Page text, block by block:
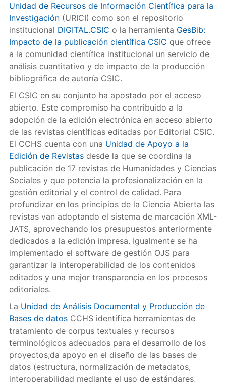
Unidad de Recursos de Información Científica para la
Investigación(URICI) como son el repositorio
institucional DIGITAL.CSIC o la herramienta GesBib:
Impacto de la publicación científica CSIC que ofrece
a la comunidad científica institucional un servicio de
análisis cuantitativo y de impacto de la producción
bibliográfica de autoría CSIC.
El CSIC en su conjunto ha apostado por el acceso
abierto. Este compromiso ha contribuido a la
adopción de la edición electrónica en acceso abierto
de las revistas científicas editadas por Editorial CSIC.
El CCHS cuenta con una Unidad de Apoyo a la
Edición de Revistasdesde la que se coordina la
publicación de 17 revistas de Humanidades y Ciencias
Sociales y que potencia la profesionalización en la
gestión editorial y el control de calidad. Para
profundizar en los principios de la Ciencia Abierta las
revistas van adoptando el sistema de marcación XML-
JATS, aprovechando los presupuestos anteriormente
dedicados a la edición impresa. Igualmente se ha
implementado el software de gestión OJS para
garantizar la interoperabilidad de los contenidos
editados y una mejor transparencia en los procesos
editoriales.
La Unidad de Análisis Documental y Producción de
Bases de datosCCHS identifica herramientas de
tratamiento de corpus textuales y recursos
terminológicos adecuados para el desarrollo de los
proyectos;da apoyo en el diseño de las bases de
datos (estructura, normalización de metadatos,
interoperabilidad mediante el uso de estándares,